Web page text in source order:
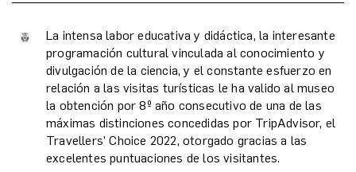
La intensa labor educativa y didáctica, la interesante
programación cultural vinculada al conocimiento y
divulgación de la ciencia, y el constante esfuerzo en
relación a las visitas turísticas le ha valido al museo
la obtención por 8º año consecutivo de una de las
máximas distinciones concedidas por TripAdvisor, el
Travellers’ Choice 2022, otorgado gracias a las
excelentes puntuaciones de los visitantes.